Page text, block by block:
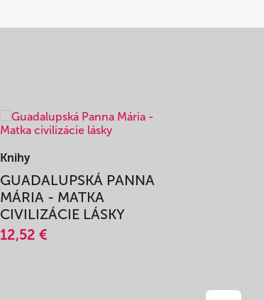
Knihy
GUADALUPSKÁ PANNA
MÁRIA - MATKA
CIVILIZÁCIE LÁSKY
12,52 €